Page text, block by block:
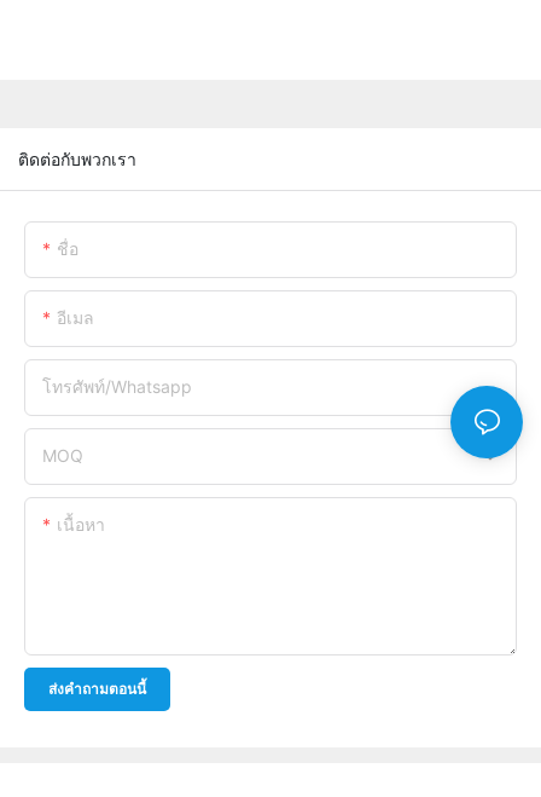
ติดต่อกับพวกเรา
ชื่อ
อีเมล
โทรศัพท์/whatsapp
MOQ
เนื้อหา
ส่งคำถามตอนนี้